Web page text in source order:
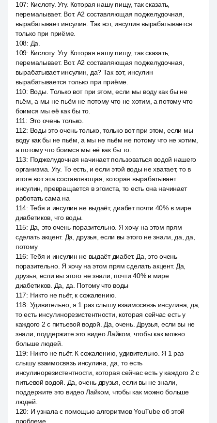
107: Кислоту. Угу. Которая нашу пищу, так сказать,
перемалывает. Вот. A2 составляющая поджелудочная,
вырабатывает инсулин. Так вот, инсулин вырабатывается
только при приёме.
108: Да.
109: Кислоту. Угу. Которая нашу пищу, так сказать,
перемалывает. Вот. A2 составляющая поджелудочная,
вырабатывает инсулин, да? Так вот, инсулин
вырабатывается только при приёме.
110: Воды. Только вот при этом, если мы воду как бы не
пьём, а мы не пьём не потому что не хотим, а потому что
боимся мы её как бы то.
111 : Это очень только.
112: Воды это очень только, только вот при этом, если мы
воду как бы не пьём, а мы не пьём не потому что не хотим,
а потому что боимся мы её как бы то.
113: Поджелудочная начинает пользоваться водой нашего
организма. Угу. То есть, и если этой воды не хватает, то в
итоге вот эта составляющая, которая вырабатывает
инсулин, превращается в эгоиста, то есть она начинает
работать сама на
114: Тебя и инсулин не выдаёт, диабет почти 40% в мире
диабетиков, что воды.
115: Да, это очень поразительно. Я хочу на этом прям
сделать акцент. Да, друзья, если вы этого не знали, да, да,
потому
116: Тебя и инсулин не выдаёт диабет. Да, это очень
поразительно. Я хочу на этом прям сделать акцент. Да,
друзья, если вы этого не знали, почти 40% в мире
диабетиков. Да, да. Потому что воды
117: Никто не пьёт, к сожалению.
118: Удивительно, я 1 раз слышу взаимосвязь инсулина, да,
то есть инсулинорезистентности, которая сейчас есть у
каждого 2 с питьевой водой. Да, очень. Друзья, если вы не
знали, поддержите это видео Лайком, чтобы как можно
больше людей.
119: Никто не пьёт. К сожалению, удивительно. Я 1 раз
слышу взаимосвязь инсулина, да, то есть
инсулинорезистентности, которая сейчас есть у каждого 2 с
питьевой водой. Да, очень друзья, если вы не знали,
поддержите это видео Лайком, чтобы как можно больше
людей.
120: И узнала с помощью алгоритмов YouTube об этой
проблеме.